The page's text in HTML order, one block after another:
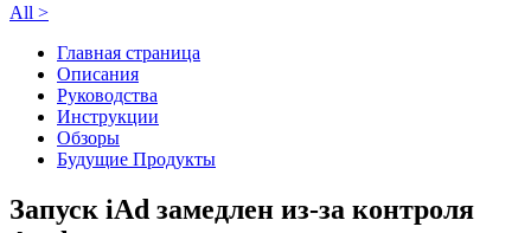
All >
Главная страница
Описания
Руководства
Инструкции
Обзоры
Будущие Продукты
Запуск iAd замедлен из-за контроля